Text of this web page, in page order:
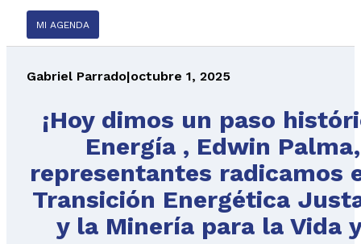
MI AGENDA
Gabriel Parrado|octubre 1, 2025
¡Hoy dimos un paso
Energía , Edwin
representantes radicamos
Transición Energética
y la Minería para la Vida